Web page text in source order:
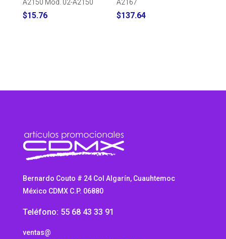
A2150 Mod. 02-A2150
$15.76
A2167
$137.64
Bernardo Couto # 24 Col Algarín, Cuauhtemoc
México CDMX C.P. 06880
Teléfono: 55 68 43 33 91
ventas@